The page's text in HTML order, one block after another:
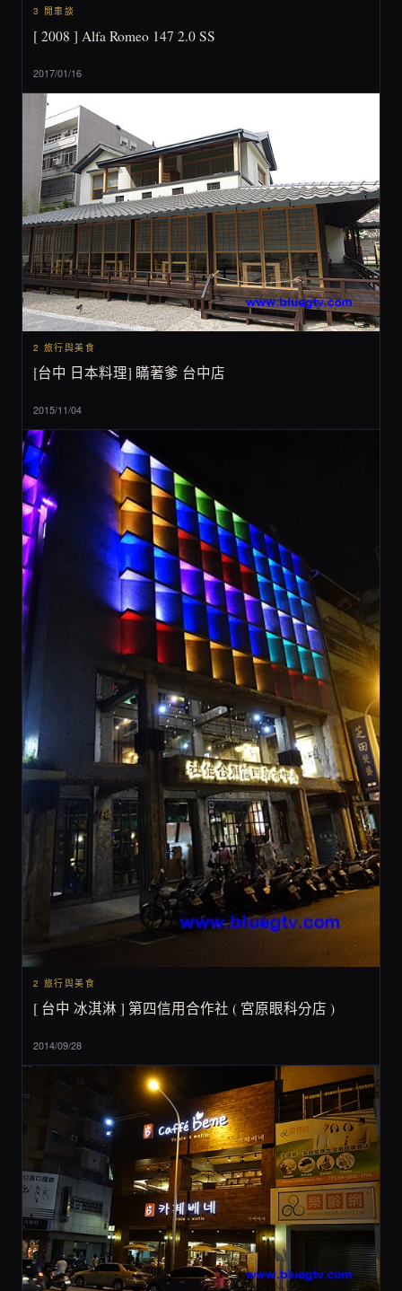
3 閒車談
[ 2008 ] Alfa Romeo 147 2.0 SS
2017/01/16
2 旅行與美食
[台中 日本料理] 瞞著爹 台中店
2015/11/04
2 旅行與美食
[ 台中 冰淇淋 ] 第四信用合作社 ( 宮原眼科分店 )
2014/09/28